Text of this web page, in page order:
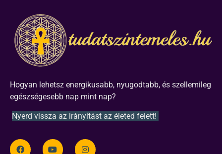
Hogyan lehetsz energikusabb, nyugodtabb, és szellemileg
egészségesebb nap mint nap?
Nyerd vissza az irányítást az életed felett!